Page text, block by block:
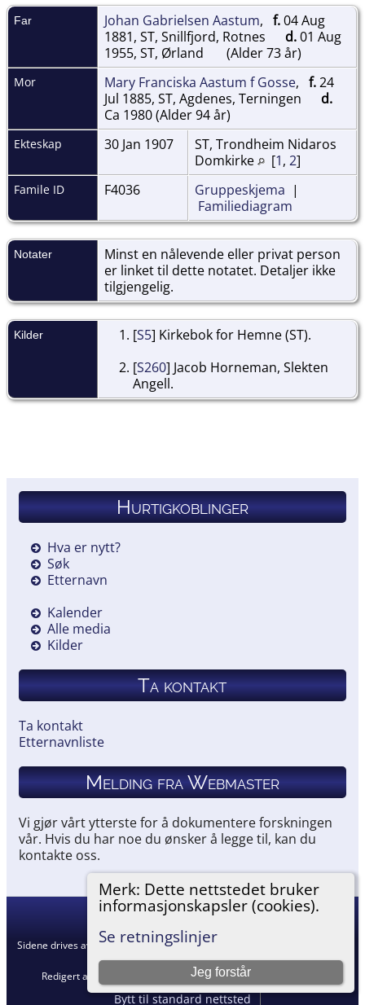
Merk: Dette nettstedet bruker
informasjonskapsler (cookies).
Se retningslinjer
Jeg forstår
Far Johan Gabrielsen Aastum, f.04 Aug
1881, ST, Snillfjord, Rotnes
d.01 Aug
1955, ST, Ørland
(Alder 73 år)
Mor Mary Franciska Aastum f Gosse, f.24
Jul 1885, ST, Agdenes, Terningen
d.
Ca 1980 (Alder 94 år)
Ekteskap 30 Jan 1907
ST, Trondheim Nidaros
Domkirke
[1, 2]
Famile ID F4036 Gruppeskjema |
Familiediagram
Notater
Minst en nålevende eller privat person
er linket til dette notatet. Detaljer ikke
tilgjengelig.
Kilder [S5] Kirkebok for Hemne (ST).
[S260] Jacob Horneman, Slekten
Angell.
Hurtigkoblinger
Hva er nytt?
Søk
Etternavn
Kalender
Alle media
Kilder
Ta kontakt
Ta kontakt
Etternavnliste
Melding fra Webmaster
Vi gjør vårt ytterste for å dokumentere forskningen
vår. Hvis du har noe du ønsker å legge til, kan du
kontakte oss.
Hemneslekt 2026
Sidene drives av The Next Generation of Genealogy Sitebuilding
Redigert av
Retningslinjer for personvern
Bytt til standard nettsted